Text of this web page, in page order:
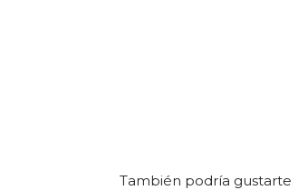
También podría gustarte